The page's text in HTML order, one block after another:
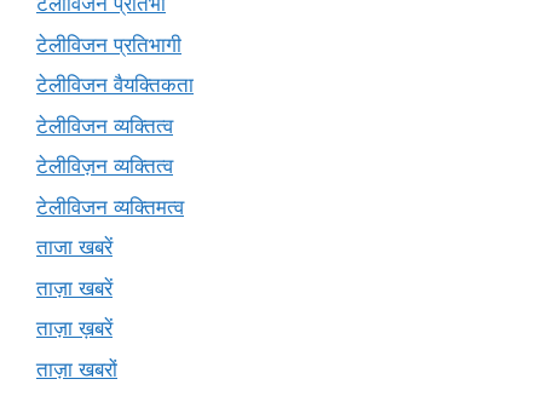
टेलीविजन प्रतिभागी
टेलीविजन वैयक्तिकता
टेलीविजन व्यक्तित्व
टेलीविज़न व्यक्तित्व
टेलीविजन व्यक्तिमत्व
ताजा खबरें
ताज़ा खबरें
ताज़ा ख़बरें
ताज़ा खबरों